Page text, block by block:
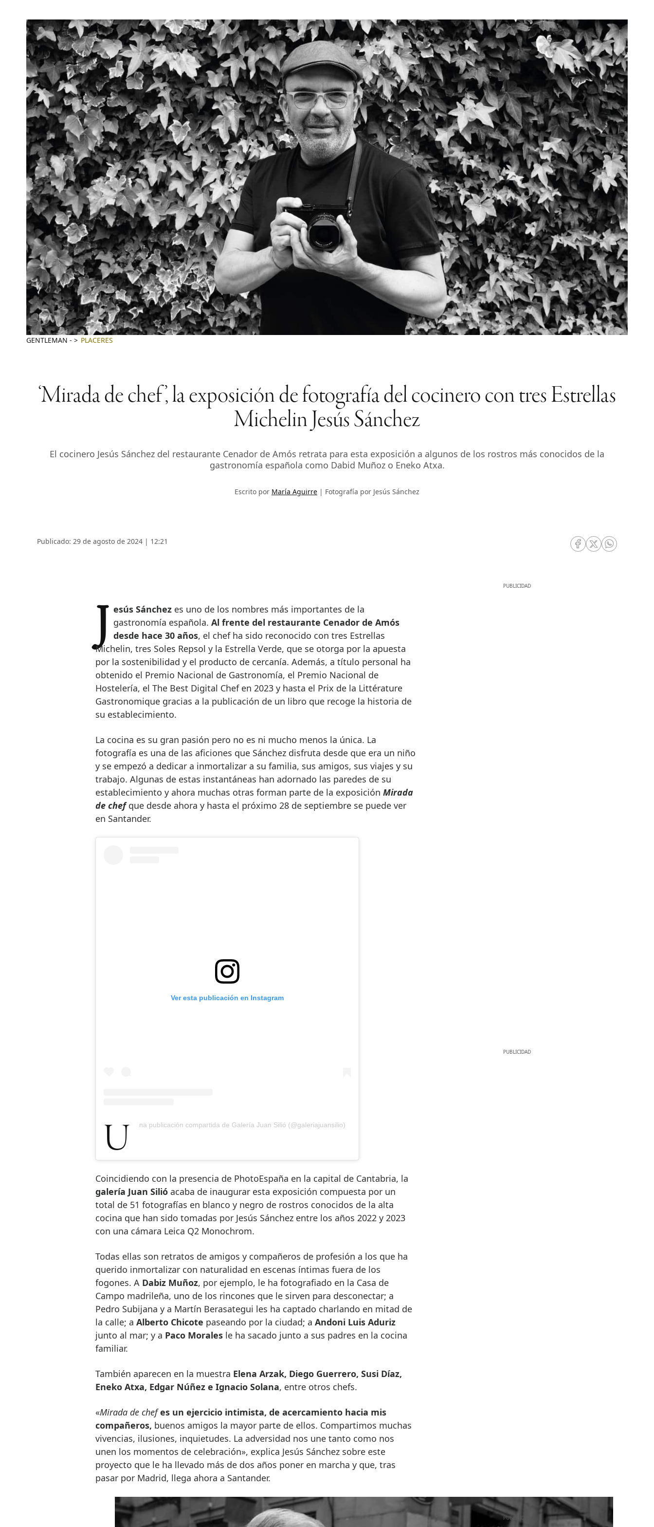
GENTLEMAN - PLACERES
‘Mirada de chef’, la exposición de fotografía del cocinero con tres Estrellas
Michelin Jesús Sánchez
El cocinero Jesús Sánchez del restaurante Cenador de Amós retrata para esta exposición a algunos de los rostros más conocidos de la
gastronomía española como Dabid Muñoz o Eneko Atxa.
Escrito por María Aguirre Fotografía por Jesús Sánchez
Publicado: 29 de agosto de 2024 | 12:21
RRSS Facebook
RRSS Twitter
RRSS
Jesús Sánchezes uno de los nombres más importantes de la
gastronomía española. Al frente del restaurante Cenador de Amós
desde hace 30 años, el chef ha sido reconocido con tres Estrellas
Michelin, tres Soles Repsol y la Estrella Verde, que se otorga por la apuesta
por la sostenibilidad y el producto de cercanía. Además, a título personal ha
obtenido el Premio Nacional de Gastronomía, el Premio Nacional de
Hostelería, el The Best Digital Chef en 2023 y hasta el Prix de la Littérature
Gastronomique gracias a la publicación de un libro que recoge la historia de
su establecimiento.
La cocina es su gran pasión pero no es ni mucho menos la única. La
fotografía es una de las aficiones que Sánchez disfruta desde que era un niño
y se empezó a dedicar a inmortalizar a su familia, sus amigos, sus viajes y su
trabajo. Algunas de estas instantáneas han adornado las paredes de su
establecimiento y ahora muchas otras forman parte de la exposición Mirada
de chefque desde ahora y hasta el próximo 28 de septiembre se puede ver
en Santander.
Ver esta publicación en Instagram
Una publicación compartida de Galería Juan Silió (@galeriajuansilio)
Coincidiendo con la presencia de PhotoEspaña en la capital de Cantabria, la
galería Juan Silióacaba de inaugurar esta exposición compuesta por un
total de 51 fotografías en blanco y negro de rostros conocidos de la alta
cocina que han sido tomadas por Jesús Sánchez entre los años 2022 y 2023
con una cámara Leica Q2 Monochrom.
Todas ellas son retratos de amigos y compañeros de profesión a los que ha
querido inmortalizar con naturalidad en escenas íntimas fuera de los
fogones. A Dabiz Muñoz, por ejemplo, le ha fotografiado en la Casa de
Campo madrileña, uno de los rincones que le sirven para desconectar; a
Pedro Subijana y a Martín Berasategui les ha captado charlando en mitad de
la calle; a Alberto Chicote paseando por la ciudad; a Andoni Luis Aduriz
junto al mar; y a Paco Moralesle ha sacado junto a sus padres en la cocina
familiar.
También aparecen en la muestra Elena Arzak, Diego Guerrero, Susi Díaz,
Eneko Atxa, Edgar Núñez e Ignacio Solana, entre otros chefs.
«Mirada de chef es un ejercicio intimista, de acercamiento hacia mis
compañeros, buenos amigos la mayor parte de ellos. Compartimos muchas
vivencias, ilusiones, inquietudes. La adversidad nos une tanto como nos
unen los momentos de celebración», explica Jesús Sánchez sobre este
proyecto que le ha llevado más de dos años poner en marcha y que, tras
pasar por Madrid, llega ahora a Santander.